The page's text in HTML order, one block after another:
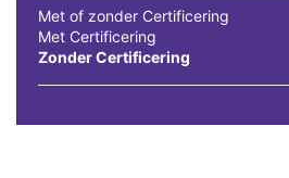
Met of zonder Certificering
Met Certificering
Zonder Certificering